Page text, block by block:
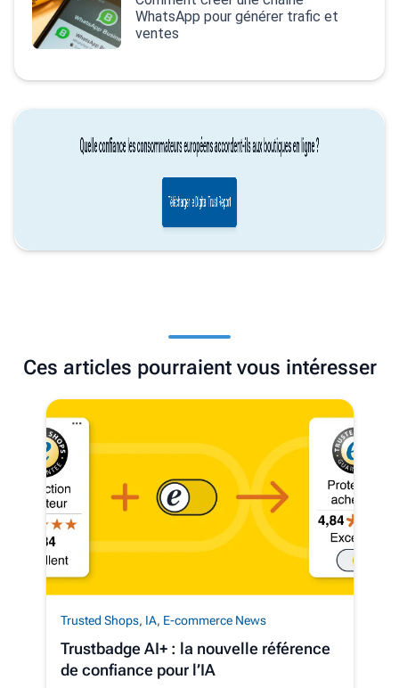
WhatsApp pour générer trafic et
ventes
Ces articles pourraient vous intéresser
Trusted Shops, IA, E-commerce News
Trustbadge AI+ : la nouvelle référence
de confiance pour l’IA